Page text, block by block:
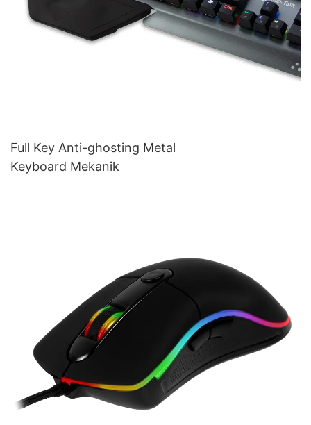
Full Key Anti-ghosting Metal
Keyboard Mekanik